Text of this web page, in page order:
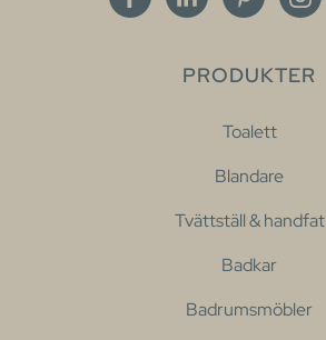
PRODUKTER
Toalett
Blandare
Tvättställ & handfat
Badkar
Badrumsmöbler